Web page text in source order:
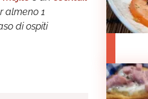
almeno 1
di ospiti